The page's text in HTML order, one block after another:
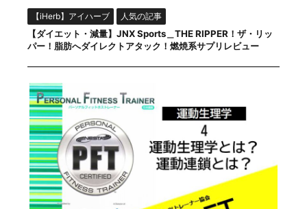
【iHerb】アイハーブ 人気の記事
【ダイエット・減量】JNX Sports＿THE RIPPER！ザ・リッ
パー！脂肪へダイレクトアタック！燃焼系サプリレビュー